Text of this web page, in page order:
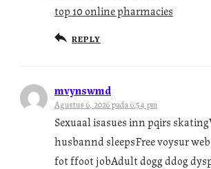
top 10 online pharmacies
REPLY
mvynswmd
Agustus 6, 2026 pada 6:54 pm
Sexuaal isasues inn pqirs
husbannd sleepsFree voysur
fot ffoot jobAdult dogg ddog